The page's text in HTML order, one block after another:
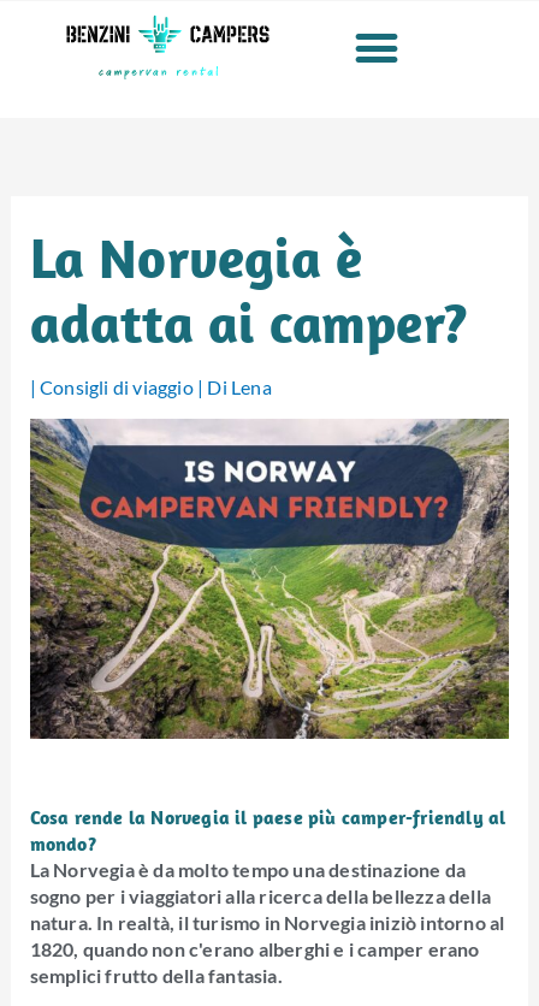
La Norvegia è
adatta ai camper?
|Consigli di viaggio| Di Lena
Cosa rende la Norvegia il paese più camper-friendly al
mondo?
La Norvegia è da molto tempo una destinazione da
sogno per i viaggiatori alla ricerca della bellezza della
natura. In realtà, il turismo in Norvegia iniziò intorno al
1820, quando non c'erano alberghi e i camper erano
semplici frutto della fantasia.